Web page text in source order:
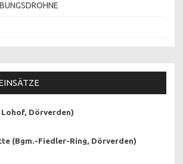
Dörverden)
(Bgm.-Fiedler-Ring, Dörverden)